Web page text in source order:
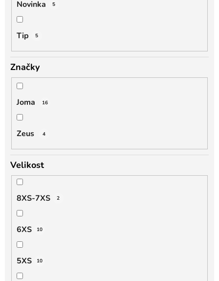
Novinka 5
Tip 5
Značky
Joma 16
Zeus 4
Velikost
8XS-7XS 2
6XS 10
5XS 10